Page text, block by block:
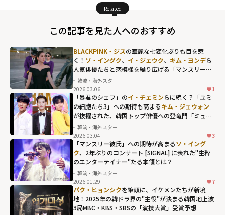
Related
この記事を見た人へのおすすめ
BLACKPINK・ジスの華麗な七変化ぶりも目を惹
く！ ソ・イングク、 イ・ジェウク、 キム・ヨンデら
人気俳優たちと恋模様を繰り広げる「マンスリー彼
氏」で見せたチャーミングな引力
韓流・海外スター
2026.03.06
1
「暴君のシェフ」のイ・チェミンらに続く？「ユミ
の細胞たち3」への期待も高まるキム・ジェウォン
が抜擢された、韓国トップ俳優への登竜門「ミュー
ジックバンク」の歴代MC
韓流・海外スター
2026.03.04
3
「マンスリー彼氏」への期待が高まるソ・イング
ク、2年ぶりのコンサート [SIGNAL] に表れた"生粋
のエンターテイナー"たる本領とは？
韓流・海外スター
2026.01.29
7
パク・ヒョンシクを筆頭に、イケメンたちが新境
地！2025年の韓ドラ界の"主役"が決まる韓国地上波
3局MBC・KBS・SBSの「演技大賞」受賞予想